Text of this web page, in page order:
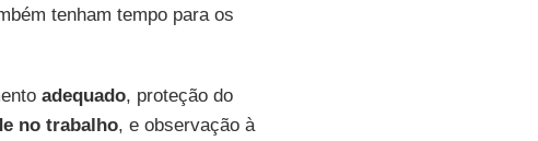
tenham tempo para os
adequado, proteção do
no trabalho, e observação à